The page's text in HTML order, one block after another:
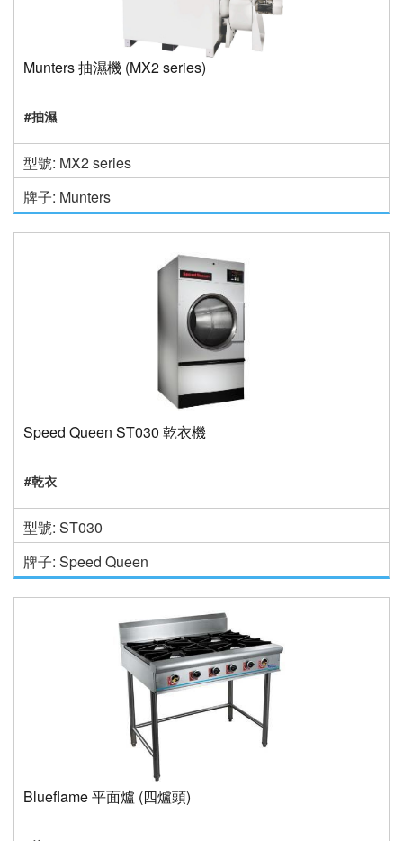
Munters 抽濕機 (MX2 series)
#抽濕
型號: MX2 series
牌子: Munters
Speed Queen ST030 乾衣機
#乾衣
型號: ST030
牌子: Speed Queen
Blueflame 平面爐 (四爐頭)